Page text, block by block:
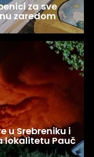
za sve
zaredom
u Srebreniku i
lokalitetu Pauč